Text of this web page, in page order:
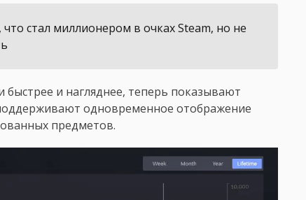
что стал миллионером в очках Steam, но не
и нагляднее, теперь показывают
одновременное отображение
предметов.